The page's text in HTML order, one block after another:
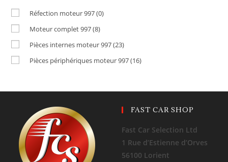
Réfection moteur 997(0)
Moteur complet 997(8)
Pièces internes moteur 997(23)
Pièces périphériques moteur 997(16)
FAST CAR SHOP
Fast Car Selection Ltd
1 Rue d’Estienne d’Orves
56100 Lorient